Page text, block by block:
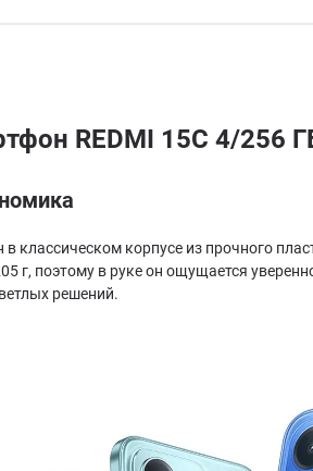
REDMI 15C 4/256
в классическом корпусе из прочного
г, поэтому в руке он ощущается
решений.